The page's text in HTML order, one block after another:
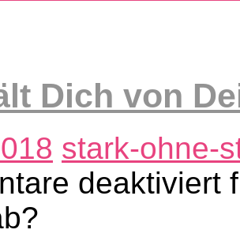
Dich von
stark-ohne-
deaktiviert